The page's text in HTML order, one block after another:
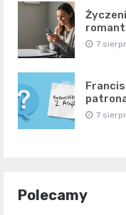
7
7
Polecamy